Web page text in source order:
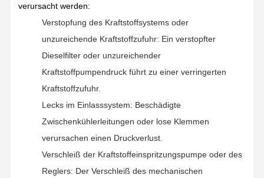
verursacht werden:
Verstopfung des Kraftstoffsystems oder
unzureichende Kraftstoffzufuhr: Ein verstopfter
Dieselfilter oder unzureichender
Kraftstoffpumpendruck führt zu einer verringerten
Kraftstoffzufuhr.
Lecks im Einlasssystem: Beschädigte
Zwischenkühlerleitungen oder lose Klemmen
verursachen einen Druckverlust.
Verschleiß der Kraftstoffeinspritzungspumpe oder des
Reglers: Der Verschleiß des mechanischen